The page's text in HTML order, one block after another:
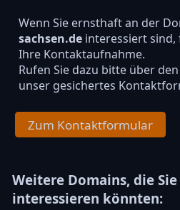
Wenn Sie ernsthaft an der
sachsen.deinteressiert sind,
Ihre Kontaktaufnahme.
Rufen Sie dazu bitte über
unser gesichertes
Zum Kontaktformular
Weitere Domains, die
interessieren könnten: